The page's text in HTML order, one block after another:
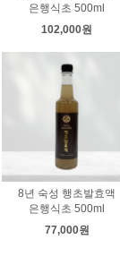
은행식초 500ml
102,000원
8년 숙성 행초발효액
은행식초 500ml
77,000원